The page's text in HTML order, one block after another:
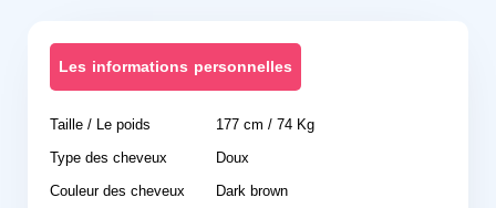
Les informations personnelles
Taille / Le poids
177 cm / 74 Kg
Type des cheveux
Doux
Couleur des cheveux
Dark brown